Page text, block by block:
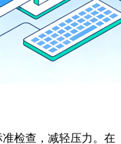
检查，减轻压力。在